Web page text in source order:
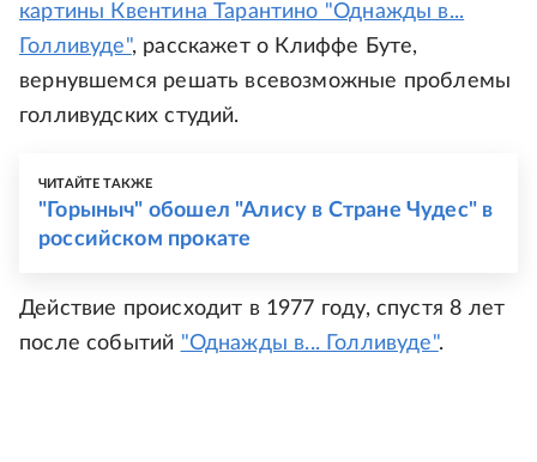
картины Квентина Тарантино "Однажды в...
Голливуде", расскажет о Клиффе Буте,
вернувшемся решать всевозможные проблемы
голливудских студий.
ЧИТАЙТЕ ТАКЖЕ
"Горыныч" обошел "Алису в Стране Чудес" в
российском прокате
Действие происходит в 1977 году, спустя 8 лет
после событий "Однажды в... Голливуде".